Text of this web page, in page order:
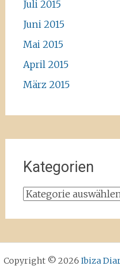
Juli 2015
Juni 2015
Mai 2015
April 2015
März 2015
Kategorien
Kategorien
Copyright © 2026 Ibiza